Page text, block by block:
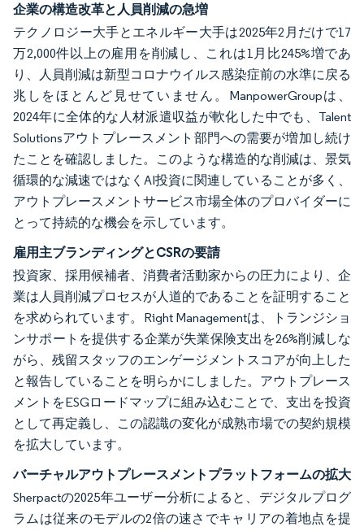
企業の構造改革と人員削減の急増
テクノロジー大手とエネルギー大手は2025年2月だけで17
万2,000件以上の雇用を削減し、これは1月比245%増であ
り、人員削減は新型コロナウイルス感染症前の水準に戻る
兆しをほとんど見せていません。ManpowerGroupは、
2024年に全体的な人材派遣収益が軟化した中でも、Talent
Solutionsアウトプレースメント部門への需要が増加し続け
たことを確認しました。このような構造的な削減は、景気
循環的な減速ではなくAI投資に関連していることが多く、
アウトプレースメントサービス市場全体のプロバイダーに
とって持続的な機会を示しています。
雇用主ブランディングとCSRの要請
投資家、採用候補者、消費者活動家からの圧力により、企
業は人員削減プロセスが人道的であることを証明すること
を求められています。Right Managementは、トランジショ
ンサポートを提供する企業が失業保険支出を26%削減しな
がら、残留スタッフのエンゲージメントスコアが向上した
と報告していることを明らかにしました。アウトプレース
メントをESGロードマップに組み込むことで、支出を投資
として再定義し、この認識の変化が成熟市場での契約規模
を拡大しています。
バーチャルアウトプレースメントプラットフォームの拡大
Sherpactの2025年ユーザー分析によると、デジタルプログ
ラムは従来のモデルの2倍の速さでキャリアの着地点を提